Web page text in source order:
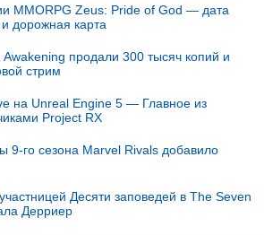
MMORPG Zeus: Pride of God — дата
дорожная карта
продали 300 тысяч копий и
стрим
на Unreal Engine 5 — Главное из
Project RX
9-го сезона Marvel Rivals добавило
Десяти заповедей в The Seven
Дерриер